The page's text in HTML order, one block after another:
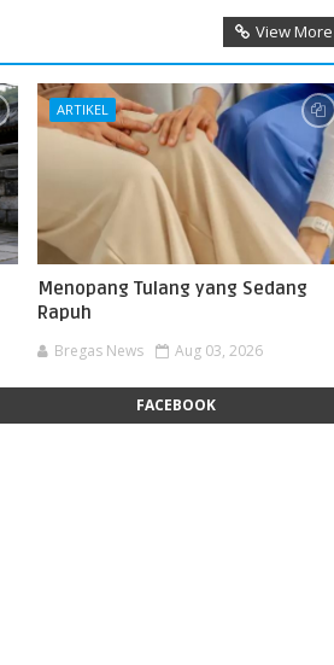
View More
ARTIKEL
Menopang Tulang yang Sedang
Rapuh
Bregas News Aug 03, 2026
FACEBOOK